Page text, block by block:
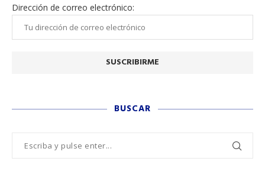
Dirección de correo electrónico:
BUSCAR